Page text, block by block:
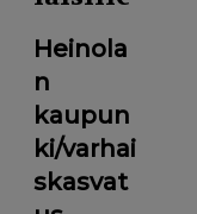
Heinola
n
kaupun
ki/varhai
skasvat